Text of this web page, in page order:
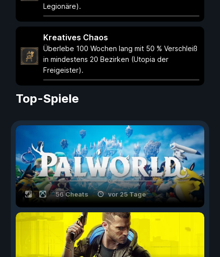
Legionäre).
Kreatives Chaos
Überlebe 100 Wochen lang mit 50 % Verschleiß
in mindestens 20 Bezirken (Utopia der
Freigeister).
Top-Spiele
56 Cheats vor 25 Tage